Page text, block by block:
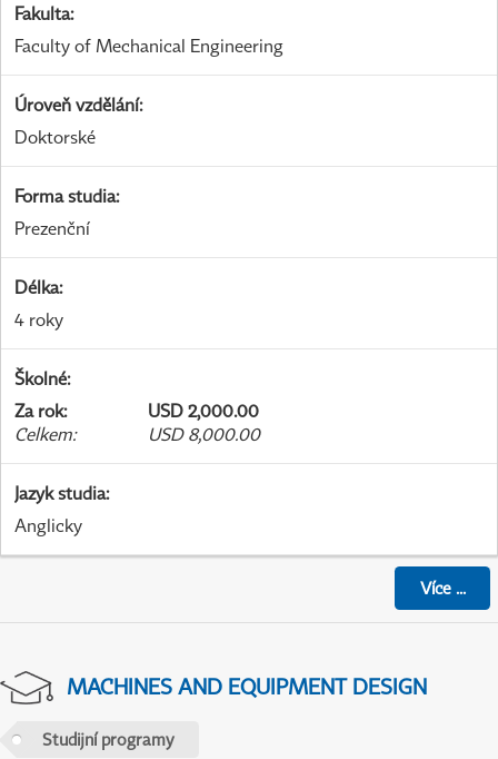
Fakulta:
Faculty of Mechanical Engineering
Úroveň vzdělání:
Doktorské
Forma studia:
Prezenční
Délka:
4 roky
Školné:
Za rok:
USD 2,000.00
Celkem: USD 8,000.00
Jazyk studia:
Anglicky
Více...
MACHINES AND EQUIPMENT DESIGN
Studijní programy